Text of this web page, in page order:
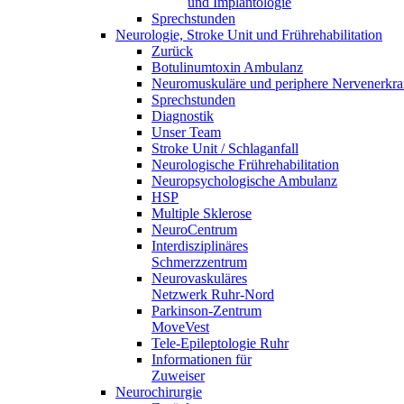
Sprechstunden
Neurologie, Stroke Unit und Frührehabilitation
Zurück
Botulinumtoxin Ambulanz
Neuromuskuläre und periphere
Sprechstunden
Diagnostik
Unser Team
Stroke Unit / Schlaganfall
Neurologische Frührehabilitation
Neuropsychologische Ambulanz
HSP
Multiple Sklerose
NeuroCentrum
Interdisziplinäres
Schmerzzentrum
Neurovaskuläres
Netzwerk Ruhr-Nord
Parkinson-Zentrum
MoveVest
Tele-Epileptologie Ruhr
Informationen für
Zuweiser
Neurochirurgie